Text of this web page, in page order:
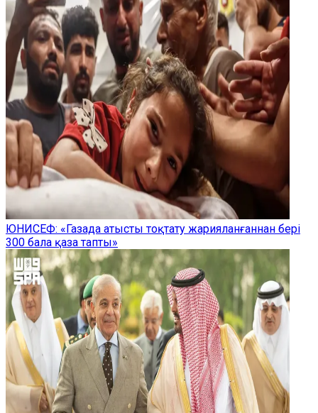
ЮНИСЕФ: «Газада атысты тоқтату жарияланғаннан бері
300 бала қаза тапты»